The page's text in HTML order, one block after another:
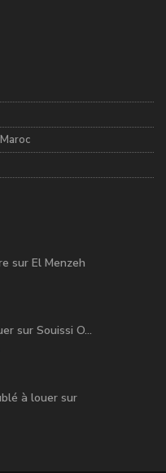
sur El Menzeh
sur Souissi O...
à louer sur